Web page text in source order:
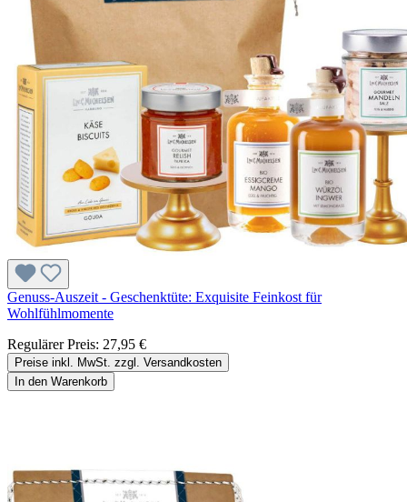
Genuss-Auszeit - Geschenktüte: Exquisite Feinkost für
Wohlfühlmomente
Regulärer Preis: 27,95 €
Preise inkl. MwSt. zzgl. Versandkosten
In den Warenkorb